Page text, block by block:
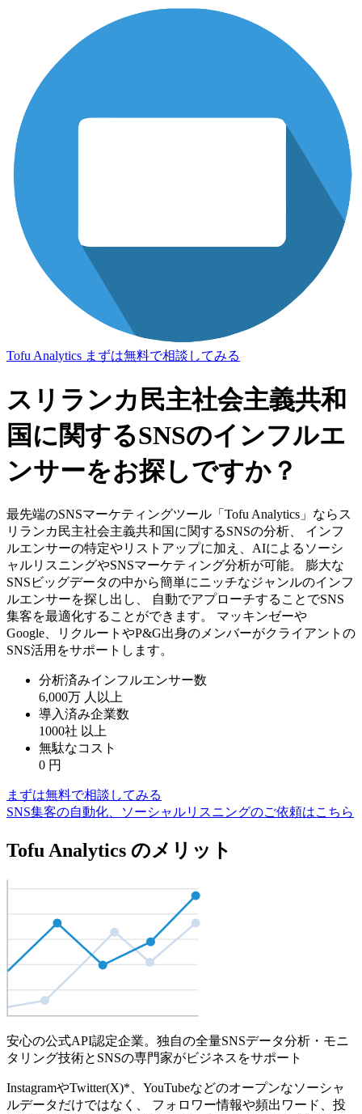
Tofu Analytics まずは無料で相談してみる
スリランカ民主社会主義共和
国に関するSNSのインフルエ
ンサーをお探しですか？
最先端のSNSマーケティングツール「Tofu Analytics」ならス
リランカ民主社会主義共和国に関するSNSの分析、 インフ
ルエンサーの特定やリストアップに加え、AIによるソーシ
ャルリスニングやSNSマーケティング分析が可能。 膨大な
SNSビッグデータの中から簡単にニッチなジャンルのインフ
ルエンサーを探し出し、 自動でアプローチすることでSNS
集客を最適化することができます。 マッキンゼーや
Google、リクルートやP&G出身のメンバーがクライアントの
SNS活用をサポートします。
分析済みインフルエンサー数
6,000万 人以上
導入済み企業数
1000社 以上
無駄なコスト
0 円
まずは無料で相談してみる
SNS集客の自動化、ソーシャルリスニングのご依頼はこちら
Tofu Analytics のメリット
安心の公式API認定企業。独自の全量SNSデータ分析・モニ
タリング技術とSNSの専門家がビジネスをサポート
InstagramやTwitter(X)*、YouTubeなどのオープンなソーシャ
ルデータだけではなく、 フォロワー情報や頻出ワード、投